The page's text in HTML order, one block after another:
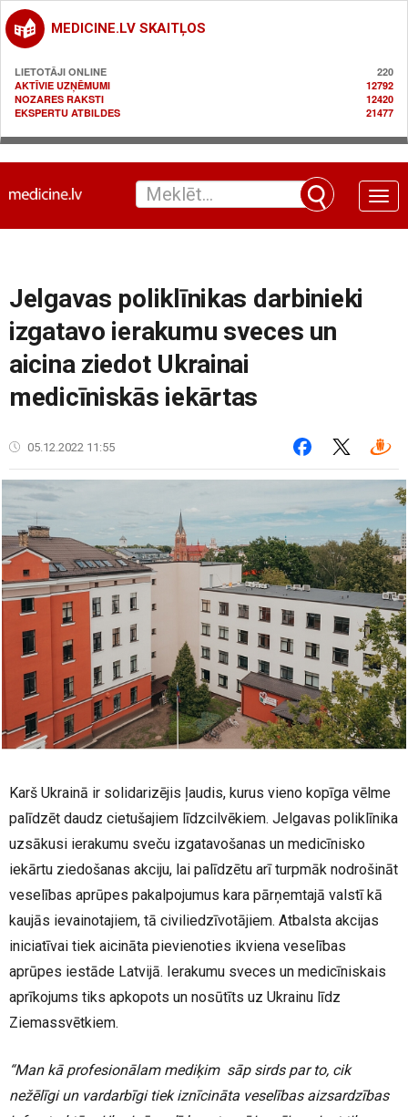
MEDICINE.LV SKAITĻOS
LIETOTĀJI ONLINE
220
AKTĪVIE UZŅĒMUMI
12792
NOZARES RAKSTI
12420
EKSPERTU ATBILDES
21477
Toggle
Jelgavas poliklīnikas darbinieki
izgatavo ierakumu sveces un
aicina ziedot Ukrainai
medicīniskās iekārtas
05.12.2022 11:55
Karš Ukrainā ir solidarizējis ļaudis, kurus vieno kopīga vēlme
palīdzēt daudz cietušajiem līdzcilvēkiem. Jelgavas poliklīnika
uzsākusi ierakumu sveču izgatavošanas un medicīnisko
iekārtu ziedošanas akciju, lai palīdzētu arī turpmāk nodrošināt
veselības aprūpes pakalpojumus kara pārņemtajā valstī kā
kaujās ievainotajiem, tā civiliedzīvotājiem. Atbalsta akcijas
iniciatīvai tiek aicināta pievienoties ikviena veselības
aprūpes iestāde Latvijā. Ierakumu sveces un medicīniskais
aprīkojums tiks apkopots un nosūtīts uz Ukrainu līdz
Ziemassvētkiem.
“Man kā profesionālam mediķim sāp sirds par to, cik
nežēlīgi un vardarbīgi tiek iznīcināta veselības aizsardzības